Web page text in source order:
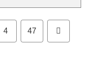
4 47 次